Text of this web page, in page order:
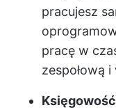
pracujesz
pracę w
zespołową i